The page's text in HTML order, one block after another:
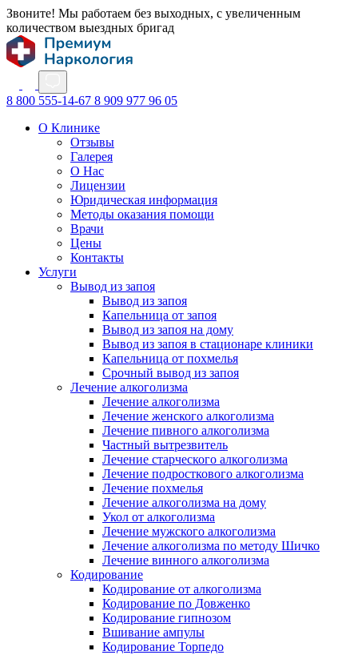
Звоните! Мы работаем без выходных, с увеличенным
количеством выездных бригад
8 800 555-14-67 8 909 977 96 05
О Клинике
Отзывы
Галерея
О Нас
Лицензии
Юридическая информация
Методы оказания помощи
Врачи
Цены
Контакты
Услуги
Вывод из запоя
Вывод из запоя
Капельница от запоя
Вывод из запоя на дому
Вывод из запоя в стационаре клиники
Капельница от похмелья
Срочный вывод из запоя
Лечение алкоголизма
Лечение алкоголизма
Лечение женского алкоголизма
Лечение пивного алкоголизма
Частный вытрезвитель
Лечение старческого алкоголизма
Лечение подросткового алкоголизма
Лечение похмелья
Лечение алкоголизма на дому
Укол от алкоголизма
Лечение мужского алкоголизма
Лечение алкоголизма по методу Шичко
Лечение винного алкоголизма
Кодирование
Кодирование от алкоголизма
Кодирование по Довженко
Кодирование гипнозом
Вшивание ампулы
Кодирование Торпедо